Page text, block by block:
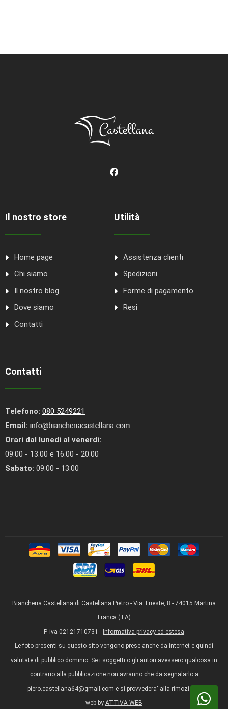
Il nostro store
Home page
Chi siamo
Il nostro blog
Dove siamo
Contatti
Utilità
Assistenza clienti
Spedizioni
Forme di pagamento
Resi
Contatti
Telefono: 080 5249221
Email:
Orari dal lunedì al venerdì:
09.00 - 13.00 e 16.00 - 20.00
Sabato: 09.00 - 13.00
Biancheria Castellana di Castellana Pietro - Via Trieste, 8 - 74015 Martina
Franca (TA)
P. iva 02121710731 - Informativa privacy ed estesa
Le foto presenti su questo sito vengono prese anche da internet e quindi
valutate di pubblico dominio. Se i soggetti o gli autori avessero qualcosa in
contrario alla pubblicazione non avranno che da segnalarlo a
piero.castellana64@gmail.com e si provvedera' alla rimozione.
web by ATTIVA WEB